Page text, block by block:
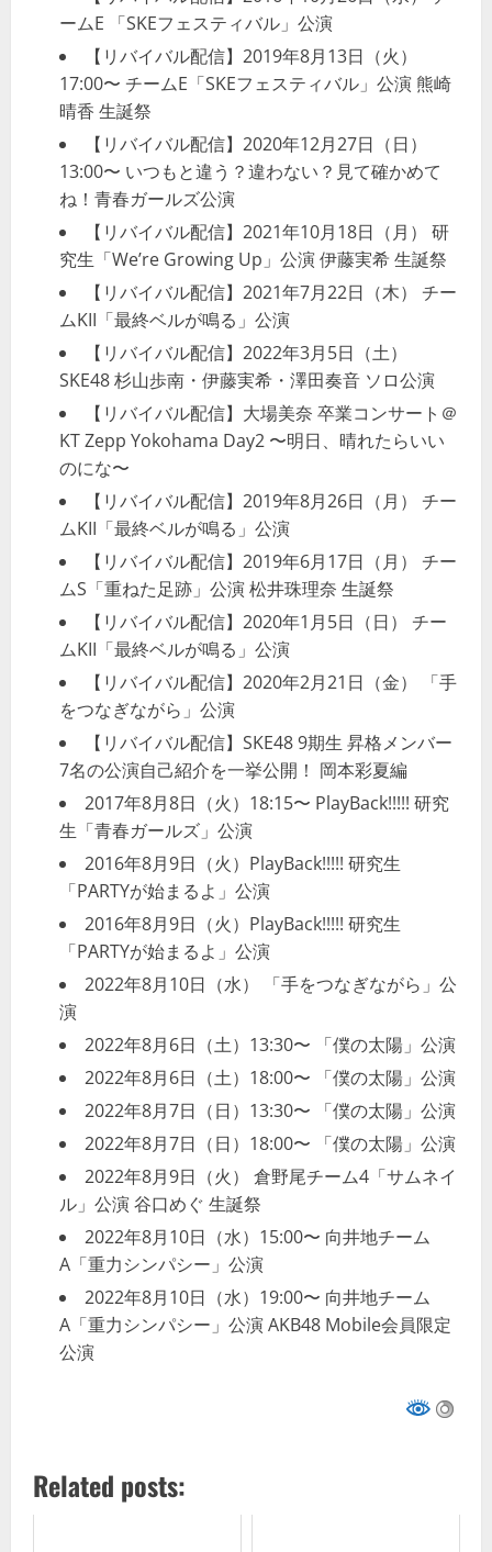
ンームE 「SKEフェスティバル」公演
【リバイバル配信】2019年8月13日（火）
17:00〜 チームE「SKEフェスティバル」公演 熊崎
晴香 生誕祭
【リバイバル配信】2020年12月27日（日）
13:00〜 いつもと違う？違わない？見て確かめて
ね！青春ガールズ公演
【リバイバル配信】2021年10月18日（月） 研
究生「We’re Growing Up」公演 伊藤実希 生誕祭
【リバイバル配信】2021年7月22日（木） チー
ムKII「最終ベルが鳴る」公演
【リバイバル配信】2022年3月5日（土）
SKE48 杉山歩南・伊藤実希・澤田奏音 ソロ公演
【リバイバル配信】大場美奈 卒業コンサート＠
KT Zepp Yokohama Day2 〜明日、晴れたらいい
のにな〜
【リバイバル配信】2019年8月26日（月） チー
ムKII「最終ベルが鳴る」公演
【リバイバル配信】2019年6月17日（月） チー
ムS「重ねた足跡」公演 松井珠理奈 生誕祭
【リバイバル配信】2020年1月5日（日） チー
ムKII「最終ベルが鳴る」公演
【リバイバル配信】2020年2月21日（金） 「手
をつなぎながら」公演
【リバイバル配信】SKE48 9期生 昇格メンバー
7名の公演自己紹介を一挙公開！ 岡本彩夏編
2017年8月8日（火）18:15〜 PlayBack!!!!! 研究
生「青春ガールズ」公演
2016年8月9日（火）PlayBack!!!!! 研究生
「PARTYが始まるよ」公演
2016年8月9日（火）PlayBack!!!!! 研究生
「PARTYが始まるよ」公演
2022年8月10日（水） 「手をつなぎながら」公
演
2022年8月6日（土）13:30〜 「僕の太陽」公演
2022年8月6日（土）18:00〜 「僕の太陽」公演
2022年8月7日（日）13:30〜 「僕の太陽」公演
2022年8月7日（日）18:00〜 「僕の太陽」公演
2022年8月9日（火） 倉野尾チーム4「サムネイ
ル」公演 谷口めぐ 生誕祭
2022年8月10日（水）15:00〜 向井地チーム
A「重力シンパシー」公演
2022年8月10日（水）19:00〜 向井地チーム
A「重力シンパシー」公演 AKB48 Mobile会員限定
公演
Related posts: